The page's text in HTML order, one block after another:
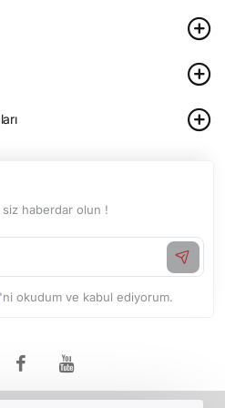
siz haberdar olun !
'ni okudum ve kabul ediyorum.